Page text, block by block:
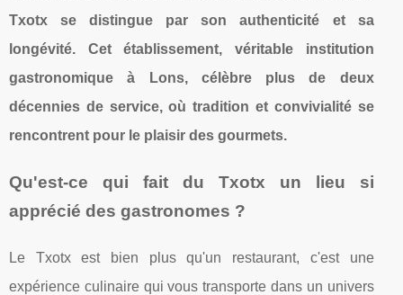
Txotx se distingue par son authenticité et sa
longévité. Cet établissement, véritable institution
gastronomique à Lons, célèbre plus de deux
décennies de service, où tradition et convivialité se
rencontrent pour le plaisir des gourmets.
Qu'est-ce qui fait du Txotx un lieu si
apprécié des gastronomes ?
Le Txotx est bien plus qu'un restaurant, c'est une
expérience culinaire qui vous transporte dans un univers